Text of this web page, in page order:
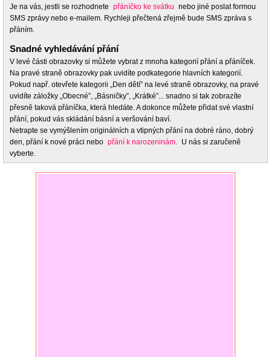
Je na vás, jestli se rozhodnete přáníčko ke svátku nebo jiné poslat formou
SMS zprávy nebo e-mailem. Rychleji přečtená zřejmě bude SMS zpráva s
přáním.
Snadné vyhledávání přání
V levé části obrazovky si můžete vybrat z mnoha kategorií přání a přáníček.
Na pravé straně obrazovky pak uvidíte podkategorie hlavních kategorií.
Pokud např. otevřete kategorii „Den dětí” na levé straně obrazovky, na pravé
uvidíte záložky „Obecné”, „Básničky”, „Krátké”... snadno si tak zobrazíte
přesně taková přáníčka, která hledáte. A dokonce můžete přidat své vlastní
přání, pokud vás skládání básní a veršování baví.
Netrapte se vymýšlením originálních a vtipných přání na dobré ráno, dobrý
den, přání k nové práci nebo přání k narozeninám. U nás si zaručeně
vyberte.